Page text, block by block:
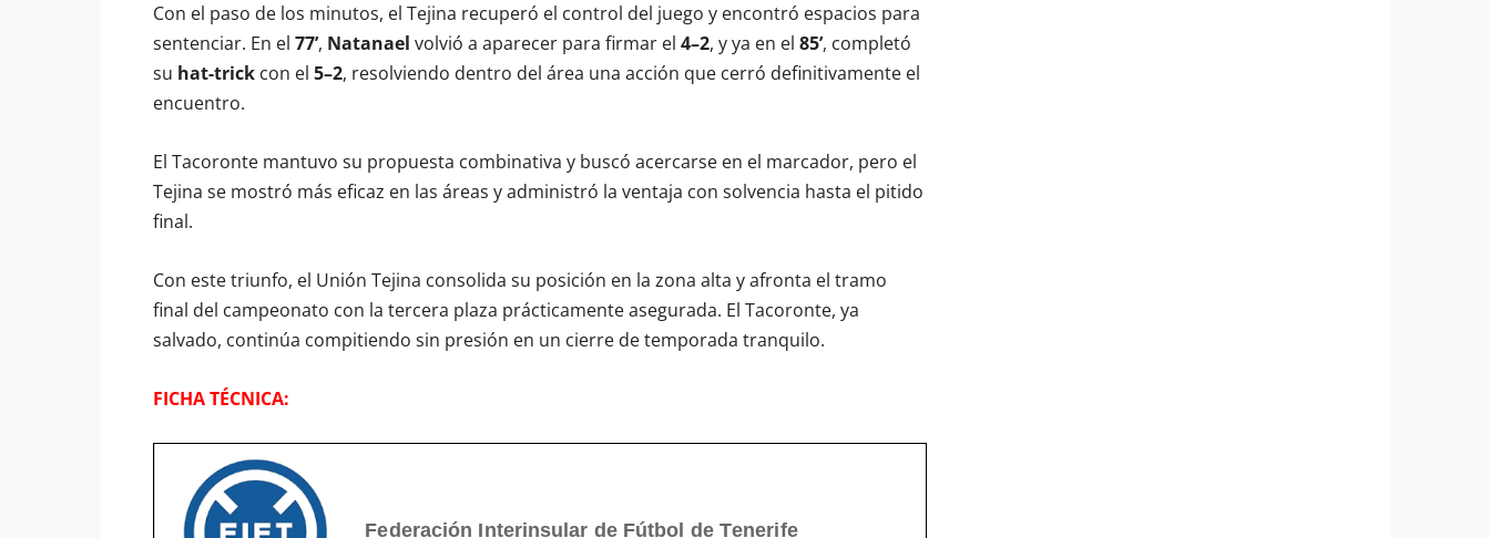
Con el paso de los minutos, el Tejina recuperó el control del juego y encontró espacios para
sentenciar. En el 77’, Natanael volvió a aparecer para firmar el 4–2, y ya en el 85’, completó
su hat-trick con el 5–2, resolviendo dentro del área una acción que cerró definitivamente el
encuentro.
El Tacoronte mantuvo su propuesta combinativa y buscó acercarse en el marcador, pero el
Tejina se mostró más eficaz en las áreas y administró la ventaja con solvencia hasta el pitido
final.
Con este triunfo, el Unión Tejina consolida su posición en la zona alta y afronta el tramo
final del campeonato con la tercera plaza prácticamente asegurada. El Tacoronte, ya
salvado, continúa compitiendo sin presión en un cierre de temporada tranquilo.
FICHA TÉCNICA: